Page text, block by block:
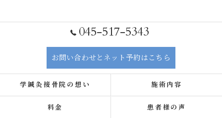
045-517-5343
お問い合わせとネット予約はこちら
学鍼灸接骨院の想い 施術内容
料金 患者様の声